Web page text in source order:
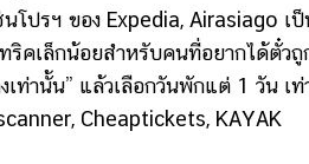
โปรฯ ของ Expedia, Airasiago
ริคเล็กน้อยสำหรับคนที่อยากได้ตั๋
เท่านั้น” แล้วเลือกวันพักแต่ 1 วัน เ
Cheaptickets, KAYAK